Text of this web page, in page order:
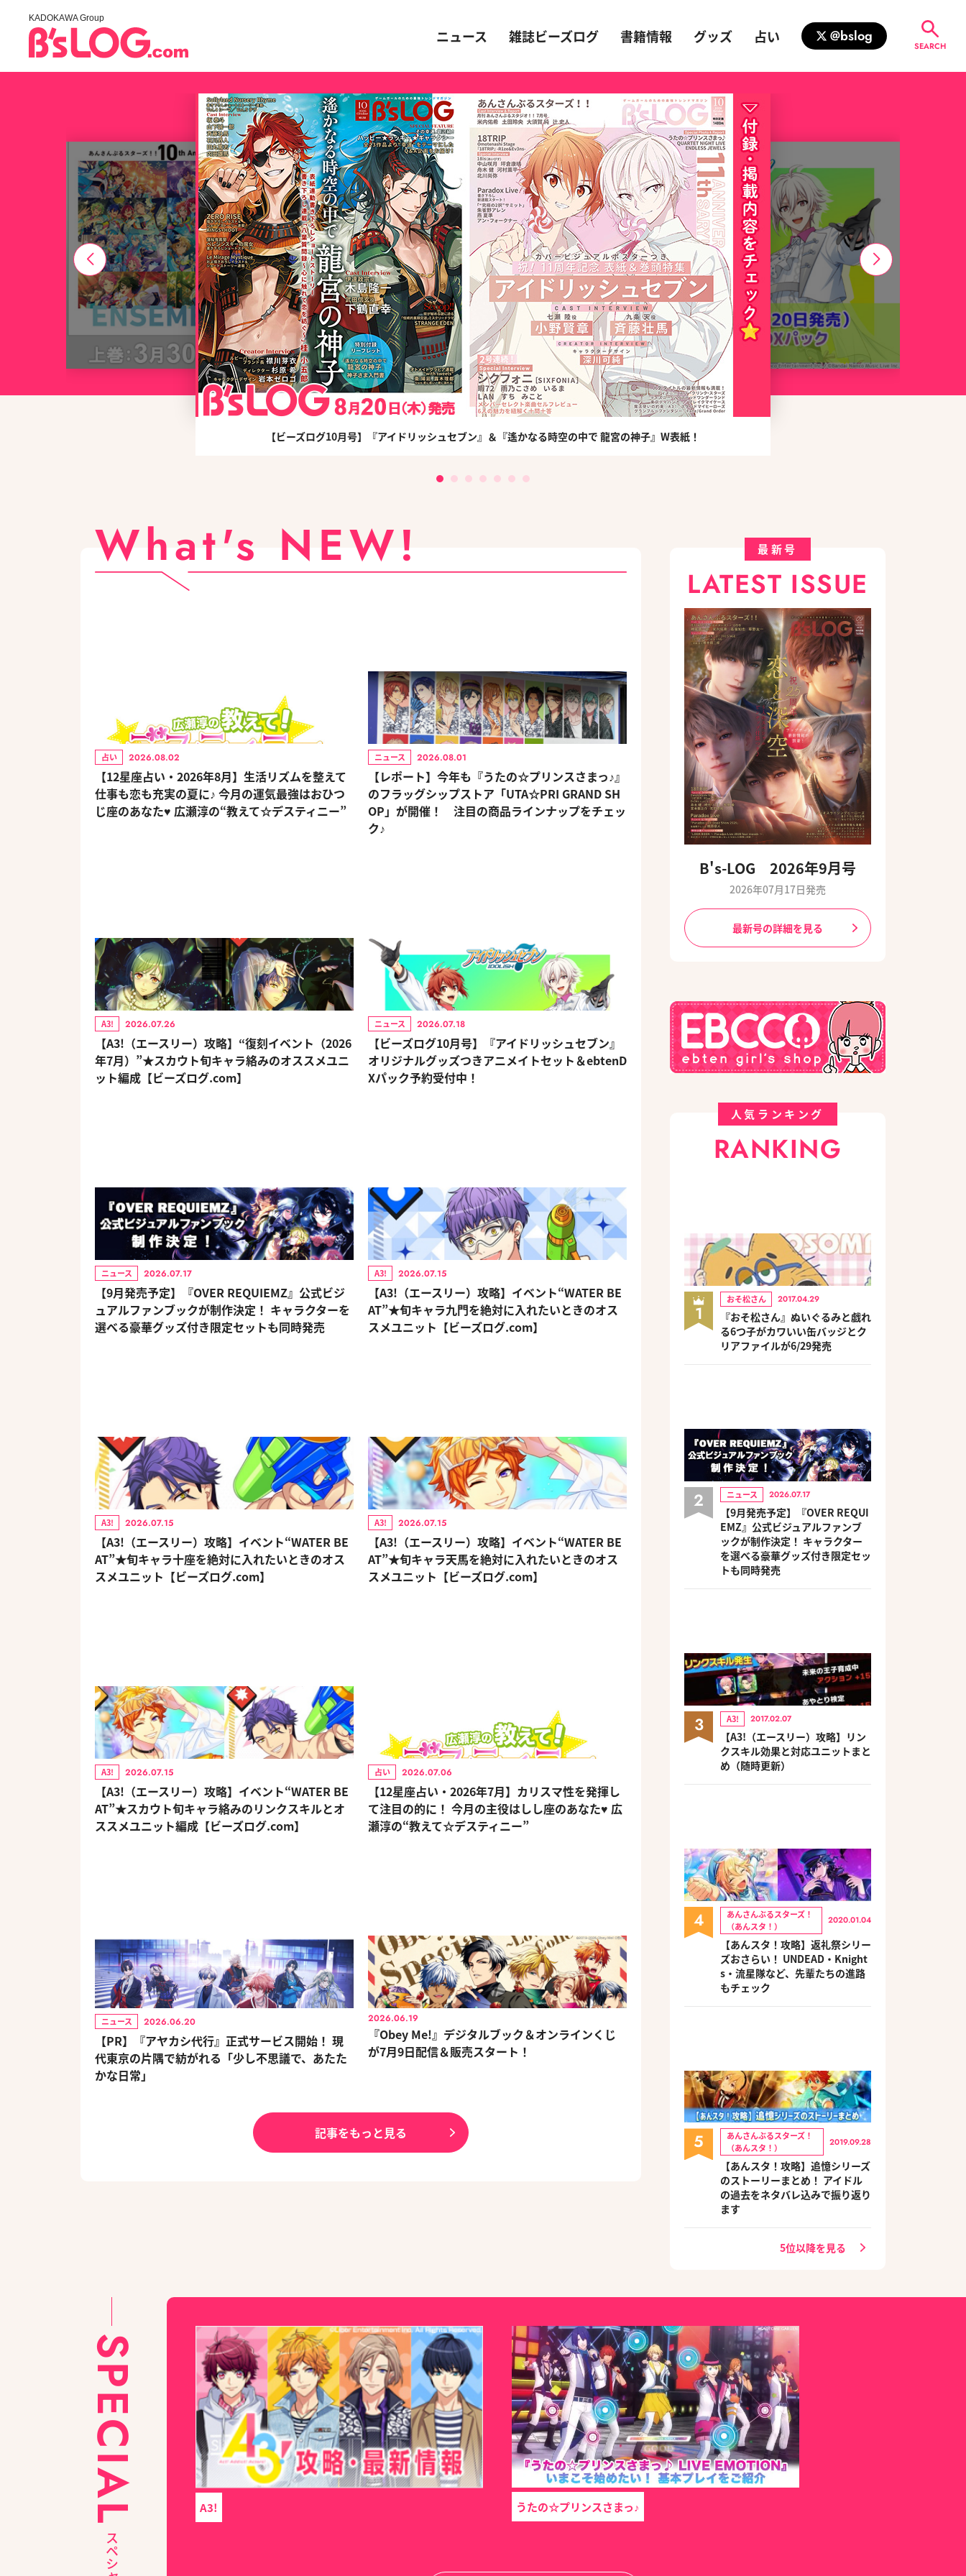
KADOKAWA Group
ニュース 雑誌ビーズログ 書籍情報 グッズ 占い @bslog
SEARCH
【ビーズログ10月号】『アイドリッシュセブン』＆『遙かなる時空の中で 龍宮の神子』W表紙！
What's NEW!
占い 2026.08.02
【12星座占い・2026年8月】生活リズムを整えて
仕事も恋も充実の夏に♪ 今月の運気最強はおひつ
じ座のあなた♥ 広瀬淳の“教えて☆デスティニー”
ニュース 2026.08.01
【レポート】今年も『うたの☆プリンスさまっ♪』
のフラッグシップストア「UTA☆PRI GRAND SH
OP」が開催！ 注目の商品ラインナップをチェッ
ク♪
A3! 2026.07.26
【A3!（エースリー）攻略】“復刻イベント（2026
年7月）”★スカウト旬キャラ絡みのオススメユニ
ット編成【ビーズログ.com】
ニュース 2026.07.18
【ビーズログ10月号】『アイドリッシュセブン』
オリジナルグッズつきアニメイトセット＆ebtenD
Xパック予約受付中！
ニュース 2026.07.17
【9月発売予定】『OVER REQUIEMZ』公式ビジ
ュアルファンブックが制作決定！ キャラクターを
選べる豪華グッズ付き限定セットも同時発売
A3! 2026.07.15
【A3!（エースリー）攻略】イベント“WATER BE
AT”★旬キャラ九門を絶対に入れたいときのオス
スメユニット【ビーズログ.com】
A3! 2026.07.15
【A3!（エースリー）攻略】イベント“WATER BE
AT”★旬キャラ十座を絶対に入れたいときのオス
スメユニット【ビーズログ.com】
A3! 2026.07.15
【A3!（エースリー）攻略】イベント“WATER BE
AT”★旬キャラ天馬を絶対に入れたいときのオス
スメユニット【ビーズログ.com】
A3! 2026.07.15
【A3!（エースリー）攻略】イベント“WATER BE
AT”★スカウト旬キャラ絡みのリンクスキルとオ
ススメユニット編成【ビーズログ.com】
占い 2026.07.06
【12星座占い・2026年7月】カリスマ性を発揮し
て注目の的に！ 今月の主役はしし座のあなた♥ 広
瀬淳の“教えて☆デスティニー”
ニュース 2026.06.20
【PR】『アヤカシ代行』正式サービス開始！ 現
代東京の片隅で紡がれる「少し不思議で、あたた
かな日常」
2026.06.19
『Obey Me!』デジタルブック＆オンラインくじ
が7月9日配信＆販売スタート！
記事をもっと見る
最新号
LATEST ISSUE
B's-LOG 2026年9月号
2026年07月17日発売
最新号の詳細を見る
人気ランキング
RANKING
1
おそ松さん 2017.04.29
『おそ松さん』ぬいぐるみと戯れ
る6つ子がカワいい缶バッジとク
リアファイルが6/29発売
2 ニュース 2026.07.17
【9月発売予定】『OVER REQUI
EMZ』公式ビジュアルファンブ
ックが制作決定！ キャラクター
を選べる豪華グッズ付き限定セッ
トも同時発売
3 A3! 2017.02.07
【A3!（エースリー）攻略】リン
クスキル効果と対応ユニットまと
め（随時更新）
4
あんさんぶるスターズ！
（あんスタ！）
2020.01.04
【あんスタ！攻略】返礼祭シリー
ズおさらい！ UNDEAD・Knight
s・流星隊など、先輩たちの進路
もチェック
5
あんさんぶるスターズ！
（あんスタ！）
2019.09.28
【あんスタ！攻略】追憶シリーズ
のストーリーまとめ！ アイドル
の過去をネタバレ込みで振り返り
ます
5位以降を見る
SPECIAL A3! うたの☆プリンスさまっ♪